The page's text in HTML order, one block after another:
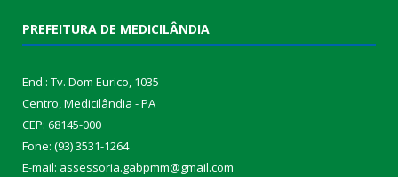
PREFEITURA DE MEDICILÂNDIA
End.: Tv. Dom Eurico, 1035
Centro, Medicilândia - PA
CEP: 68145-000
Fone: (93) 3531-1264
E-mail: assessoria.gabpmm@gmail.com